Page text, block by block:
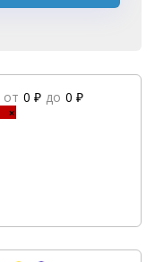
от 0 ₽ до 0 ₽
×